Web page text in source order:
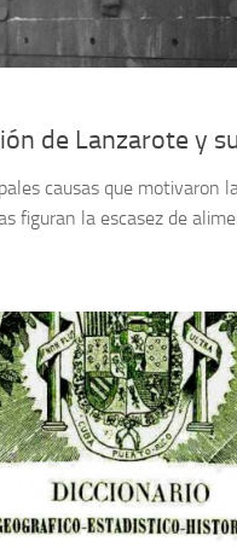
de Lanzarote y
causas que motivaron
figuran la escasez de